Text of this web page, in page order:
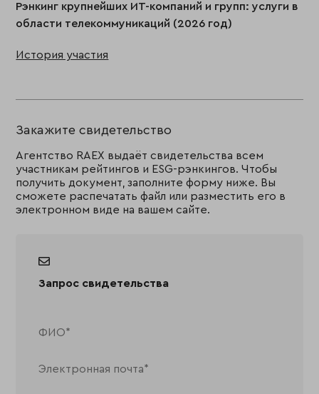
Рэнкинг крупнейших ИТ-компаний и групп: услуги в
области телекоммуникаций (2026 год)
История участия
Закажите свидетельство
Агентство RAEX выдаёт свидетельства всем
участникам рейтингов и ESG-рэнкингов. Чтобы
получить документ, заполните форму ниже. Вы
сможете распечатать файл или разместить его в
электронном виде на вашем сайте.
Запрос свидетельства